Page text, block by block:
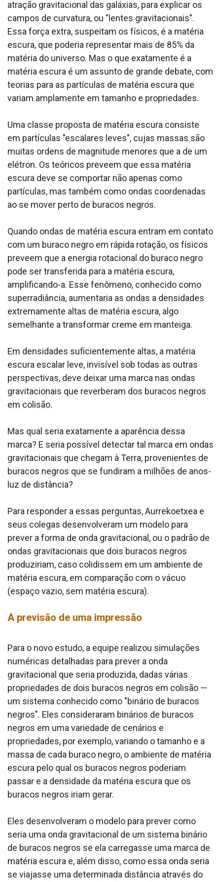
atração gravitacional das galáxias, para explicar os
campos de curvatura, ou "lentes gravitacionais".
Essa força extra, suspeitam os físicos, é a matéria
escura, que poderia representar mais de 85% da
matéria do universo. Mas o que exatamente é a
matéria escura é um assunto de grande debate, com
teorias para as partículas de matéria escura que
variam amplamente em tamanho e propriedades.
Uma classe proposta de matéria escura consiste
em partículas "escalares leves", cujas massas são
muitas ordens de magnitude menores que a de um
elétron. Os teóricos preveem que essa matéria
escura deve se comportar não apenas como
partículas, mas também como ondas coordenadas
ao se mover perto de buracos negros.
Quando ondas de matéria escura entram em contato
com um buraco negro em rápida rotação, os físicos
preveem que a energia rotacional do buraco negro
pode ser transferida para a matéria escura,
amplificando-a. Esse fenômeno, conhecido como
superradiância, aumentaria as ondas a densidades
extremamente altas de matéria escura, algo
semelhante a transformar creme em manteiga.
Em densidades suficientemente altas, a matéria
escura escalar leve, invisível sob todas as outras
perspectivas, deve deixar uma marca nas ondas
gravitacionais que reverberam dos buracos negros
em colisão.
Mas qual seria exatamente a aparência dessa
marca? E seria possível detectar tal marca em ondas
gravitacionais que chegam à Terra, provenientes de
buracos negros que se fundiram a milhões de anos-
luz de distância?
Para responder a essas perguntas, Aurrekoetxea e
seus colegas desenvolveram um modelo para
prever a forma de onda gravitacional, ou o padrão de
ondas gravitacionais que dois buracos negros
produziriam, caso colidissem em um ambiente de
matéria escura, em comparação com o vácuo
(espaço vazio, sem matéria escura).
A previsão de uma impressão
Para o novo estudo, a equipe realizou simulações
numéricas detalhadas para prever a onda
gravitacional que seria produzida, dadas várias
propriedades de dois buracos negros em colisão —
um sistema conhecido como "binário de buracos
negros". Eles consideraram binários de buracos
negros em uma variedade de cenários e
propriedades, por exemplo, variando o tamanho e a
massa de cada buraco negro, o ambiente de matéria
escura pelo qual os buracos negros poderiam
passar e a densidade da matéria escura que os
buracos negros iriam gerar.
Eles desenvolveram o modelo para prever como
seria uma onda gravitacional de um sistema binário
de buracos negros se ela carregasse uma marca de
matéria escura e, além disso, como essa onda seria
se viajasse uma determinada distância através do